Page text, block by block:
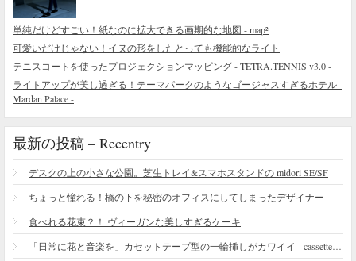
単純だけどすごい！紙なのに拡大できる画期的な地図 - map²
可愛いだけじゃない！イヌの形をしたとっても機能的なライト
テニスコートを使ったプロジェクションマッピング - TETRA.TENNIS v3.0 -
ライトアップが美し過ぎる！テーマパークのようなゴージャスすぎるホテル -
Mardan Palace -
最新の投稿 – Recentry
デスクの上の小さな公園。芝生トレイ&スマホスタンドの midori SE/SF
ちょっと憧れる！橋の下を秘密のオフィスにしてしまったデザイナー
食べれる花束？！ ヴィーガンな美しすぎるケーキ